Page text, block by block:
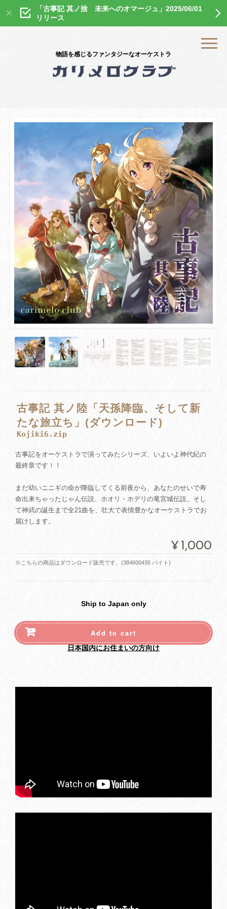
「古事記 其ノ捨 未来へのオマージュ」2025/06/01
リリース
物語を感じるファンタジーなオーケストラ
古事記 其ノ陸「天孫降臨、そして新
たな旅立ち」(ダウンロード)
Kojiki6.zip
古事記をオーケストラで演ってみたシリーズ、いよいよ神代紀の
最終章です！！
まだ幼いニニギの命が降臨してくる前夜から、あなたのせいで寿
命出来ちゃったじゃん伝説、ホオリ・ホデリの竜宮城伝説、そし
て神武の誕生まで全21曲を、壮大で表情豊かなオーケストラでお
届けします。
¥1,000
※こちらの商品はダウンロード販売です。(384600435 バイト)
Ship to Japan only
Add to cart
日本国内にお住まいの方向け